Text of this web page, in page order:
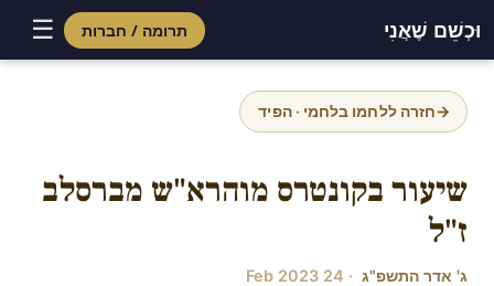
וּכְשֵׁם שֶׁאֲנִי תרומה / חברות ☰
→חזרה ללחמו בלחמי · הפיד
שיעור בקונטרס מוהרא"ש מברסלב
ז"ל
ג' אדר התשפ"ג · 24 Feb 2023